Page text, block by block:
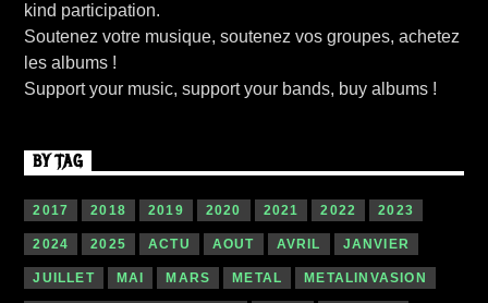
kind participation.
Soutenez votre musique, soutenez vos groupes, achetez
les albums !
Support your music, support your bands, buy albums !
BY TAG
2017 2018 2019 2020 2021 2022 2023
2024 2025 ACTU AOUT AVRIL JANVIER
JUILLET MAI MARS METAL METALINVASION